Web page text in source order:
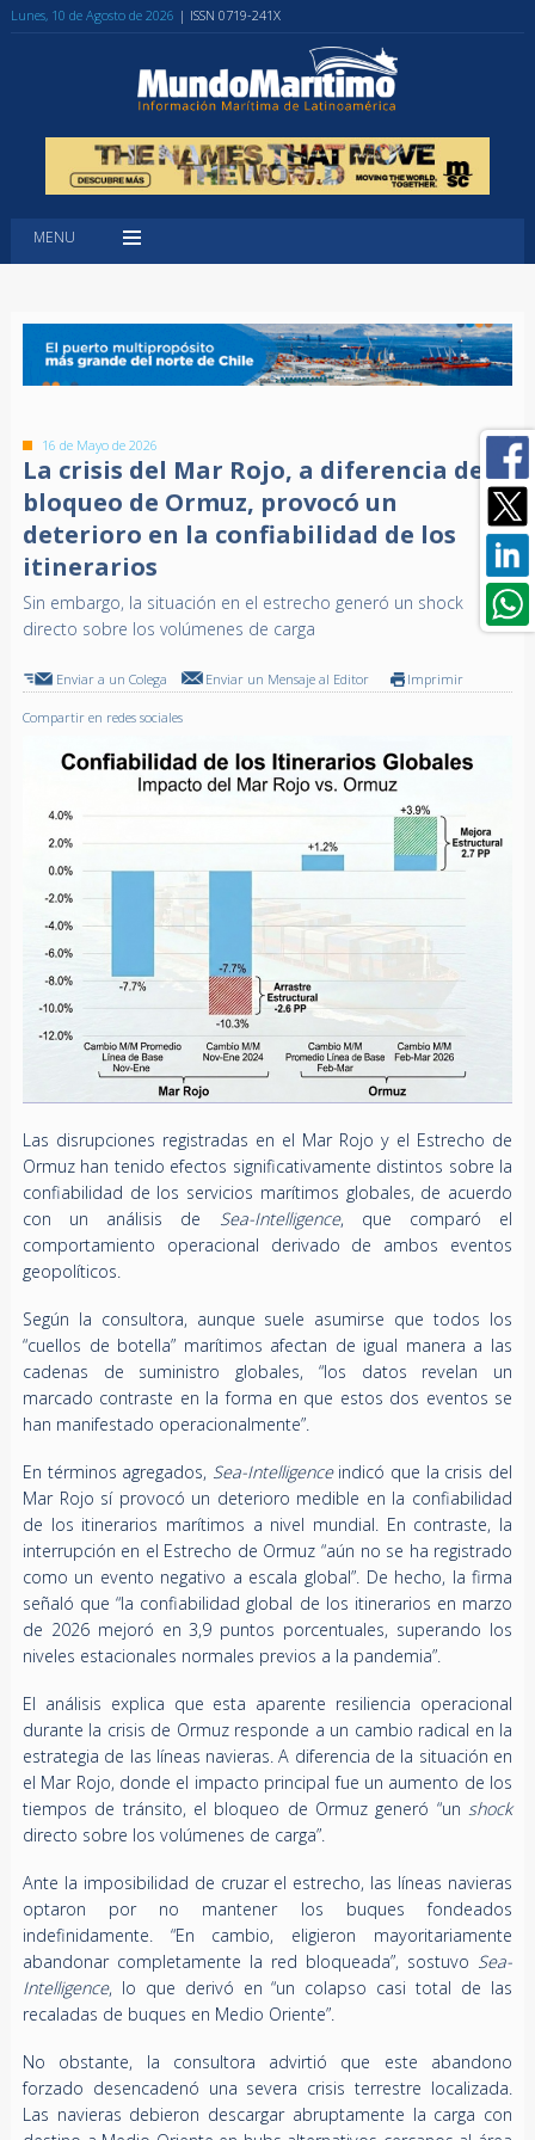
Lunes, 10 de Agosto de 2026 | ISSN 0719-241X
MENU
16 de Mayo de 2026
La crisis del Mar Rojo, a diferencia del
bloqueo de Ormuz, provocó un
deterioro en la confiabilidad de los
itinerarios
Sin embargo, la situación en el estrecho generó un shock
directo sobre los volúmenes de carga
Enviar a un Colega Enviar un Mensaje al Editor Imprimir
Compartir en redes sociales
Las disrupciones registradas en el Mar Rojo y el Estrecho de
Ormuz han tenido efectos significativamente distintos sobre la
confiabilidad de los servicios marítimos globales, de acuerdo
con un análisis de Sea-Intelligence, que comparó el
comportamiento operacional derivado de ambos eventos
geopolíticos.
Según la consultora, aunque suele asumirse que todos los
“cuellos de botella” marítimos afectan de igual manera a las
cadenas de suministro globales, “los datos revelan un
marcado contraste en la forma en que estos dos eventos se
han manifestado operacionalmente”.
En términos agregados, Sea-Intelligenceindicó que la crisis del
Mar Rojo sí provocó un deterioro medible en la confiabilidad
de los itinerarios marítimos a nivel mundial. En contraste, la
interrupción en el Estrecho de Ormuz “aún no se ha registrado
como un evento negativo a escala global”. De hecho, la firma
señaló que “la confiabilidad global de los itinerarios en marzo
de 2026 mejoró en 3,9 puntos porcentuales, superando los
niveles estacionales normales previos a la pandemia”.
El análisis explica que esta aparente resiliencia operacional
durante la crisis de Ormuz responde a un cambio radical en la
estrategia de las líneas navieras. A diferencia de la situación en
el Mar Rojo, donde el impacto principal fue un aumento de los
tiempos de tránsito, el bloqueo de Ormuz generó “unshock
directo sobre los volúmenes de carga”.
Ante la imposibilidad de cruzar el estrecho, las líneas navieras
optaron por no mantener los buques fondeados
indefinidamente. “En cambio, eligieron mayoritariamente
abandonar completamente la red bloqueada”, sostuvo Sea-
Intelligence, lo que derivó en “un colapso casi total de las
recaladas de buques en Medio Oriente”.
No obstante, la consultora advirtió que este abandono
forzado desencadenó una severa crisis terrestre localizada.
Las navieras debieron descargar abruptamente la carga con